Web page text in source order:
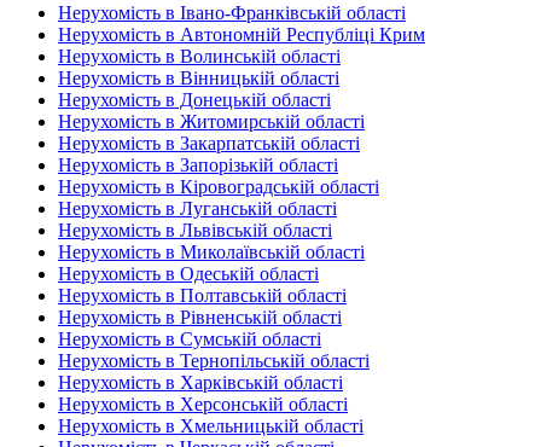
Нерухомість в Івано-Франківській області
Нерухомість в Автономній Республіці Крим
Нерухомість в Волинській області
Нерухомість в Вінницькій області
Нерухомість в Донецькій області
Нерухомість в Житомирській області
Нерухомість в Закарпатській області
Нерухомість в Запорізькій області
Нерухомість в Кіровоградській області
Нерухомість в Луганській області
Нерухомість в Львівській області
Нерухомість в Миколаївській області
Нерухомість в Одеській області
Нерухомість в Полтавській області
Нерухомість в Рівненській області
Нерухомість в Сумській області
Нерухомість в Тернопільській області
Нерухомість в Харківській області
Нерухомість в Херсонській області
Нерухомість в Хмельницькій області